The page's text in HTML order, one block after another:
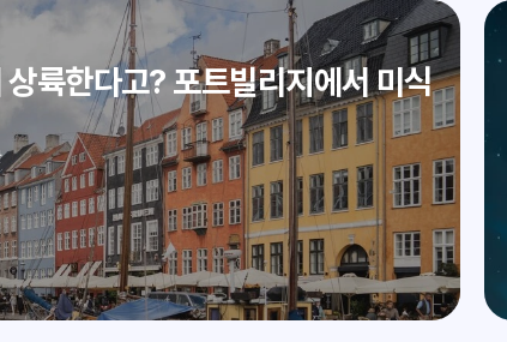
륙한다고? 포트빌리지에서 미식